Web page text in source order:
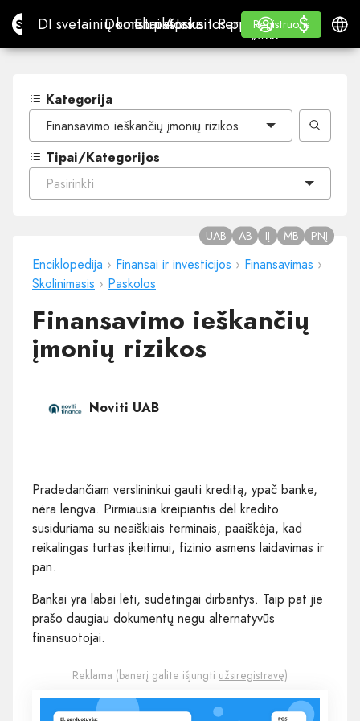
Site.proDI svetainių konstruktorius
DI svetainių konstruktorius
Domenai
DomenaiEl. paštas
El. paštasApskaitos programa
Apskaitos programa
Perpardavėjams
„WHITE LABEL“
Mokymasis
Mokymasis
Registruotis
Registruotis
Prisijungti
$
$
Kategorija
Finansavimo ieškančių įmonių rizikos
Tipai/Kategorijos
Pasirinkti
Enciklopedija › Finansai ir investicijos › Finansavimas ›
Skolinimasis › Paskolos
Finansavimo ieškančių
įmonių rizikos
UAB AB IĮ MB PNĮ
Noviti UAB
Pradedančiam verslininkui gauti kreditą, ypač banke,
nėra lengva. Pirmiausia kreipiantis dėl kredito
susiduriama su neaiškiais terminais, paaiškėja, kad
reikalingas turtas įkeitimui, fizinio asmens laidavimas ir
pan.
Bankai yra labai lėti, sudėtingai dirbantys. Taip pat jie
prašo daugiau dokumentų negu alternatyvūs
finansuotojai.
Reklama (banerį galite išjungti užsiregistravę)